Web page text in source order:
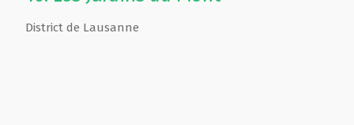
District de Lausanne